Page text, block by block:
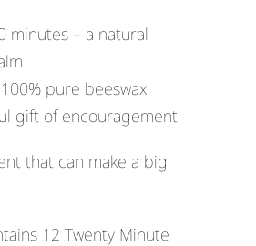
minutes – a natural
pure beeswax
gift of encouragement
that can make a big
12 Twenty Minute